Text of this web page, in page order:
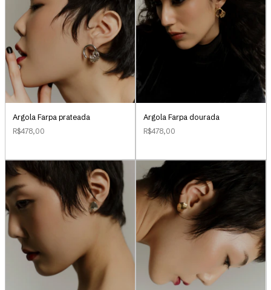
Argola Farpa prateada
R$478,00
Argola Farpa dourada
R$478,00